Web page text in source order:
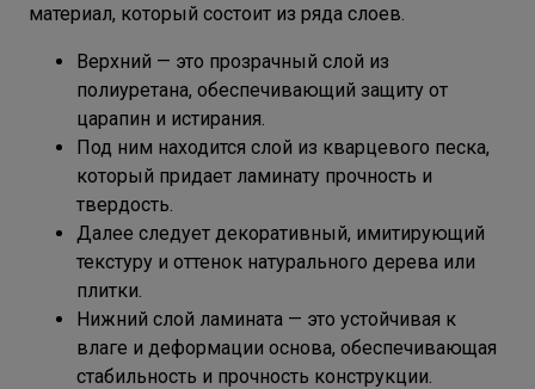
материал, который состоит из ряда слоев.
Верхний — это прозрачный слой из
полиуретана, обеспечивающий защиту от
царапин и истирания.
Под ним находится слой из кварцевого песка,
который придает ламинату прочность и
твердость.
Далее следует декоративный, имитирующий
текстуру и оттенок натурального дерева или
плитки.
Нижний слой ламината — это устойчивая к
влаге и деформации основа, обеспечивающая
стабильность и прочность конструкции.